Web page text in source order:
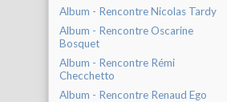
Album - Rencontre Nicolas Tardy
Album - Rencontre Oscarine
Bosquet
Album - Rencontre Rémi
Checchetto
Album - Rencontre Renaud Ego